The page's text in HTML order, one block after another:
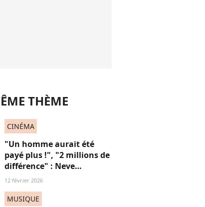
THÈME
CINÉMA
"Un homme aurait été
payé plus !", "2 millions de
différence" : Neve
Campbell dénonce les
Hollywood (et on
12 février 2026
MUSIQUE